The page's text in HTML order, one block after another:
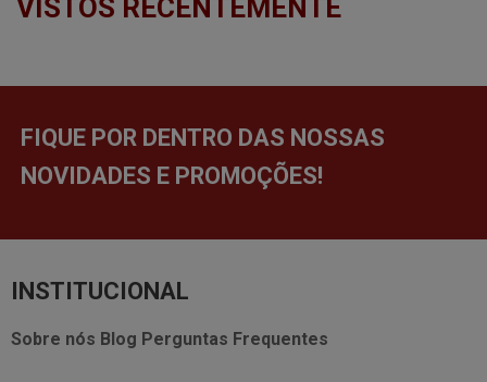
VISTOS RECENTEMENTE
FIQUE POR DENTRO DAS NOSSAS
NOVIDADES E PROMOÇÕES!
INSTITUCIONAL
Sobre nós Blog Perguntas Frequentes